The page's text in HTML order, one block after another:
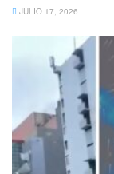
JULIO 17, 2026